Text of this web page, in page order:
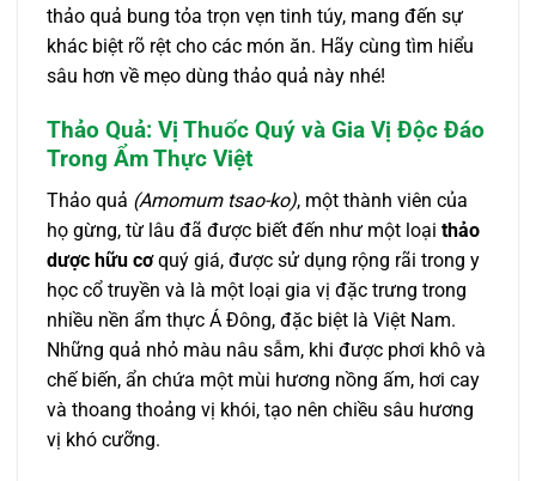
thảo quả bung tỏa trọn vẹn tinh túy, mang đến sự
khác biệt rõ rệt cho các món ăn. Hãy cùng tìm hiểu
sâu hơn về mẹo dùng thảo quả này nhé!
Thảo Quả: Vị Thuốc Quý và Gia Vị Độc Đáo
Trong Ẩm Thực Việt
Thảo quả (Amomum tsao-ko), một thành viên của
họ gừng, từ lâu đã được biết đến như một loại thảo
dược hữu cơquý giá, được sử dụng rộng rãi trong y
học cổ truyền và là một loại gia vị đặc trưng trong
nhiều nền ẩm thực Á Đông, đặc biệt là Việt Nam.
Những quả nhỏ màu nâu sẫm, khi được phơi khô và
chế biến, ẩn chứa một mùi hương nồng ấm, hơi cay
và thoang thoảng vị khói, tạo nên chiều sâu hương
vị khó cưỡng.